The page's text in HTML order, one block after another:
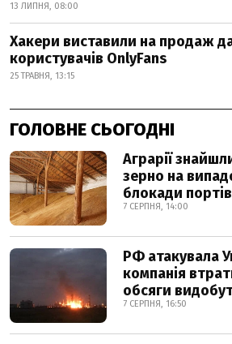
13 ЛИПНЯ, 08:00
Хакери виставили на продаж
користувачів OnlyFans
25 ТРАВНЯ, 13:15
ГОЛОВНЕ СЬОГОДНІ
Аграрії
зерно на
блокади портів
7 СЕРПНЯ, 14:00
РФ атакувала
компанія
обсяги
7 СЕРПНЯ, 16:50